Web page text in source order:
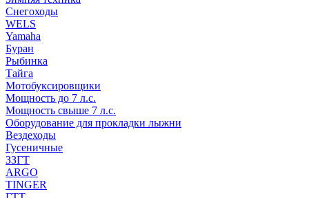
Снегоходы
WELS
Yamaha
Буран
Рыбинка
Тайга
Мотобуксировщики
Мощность до 7 л.с.
Мощность свыше 7 л.с.
Оборудование для прокладки лыжни
Вездеходы
Гусеничные
ЗЗГТ
ARGO
TINGER